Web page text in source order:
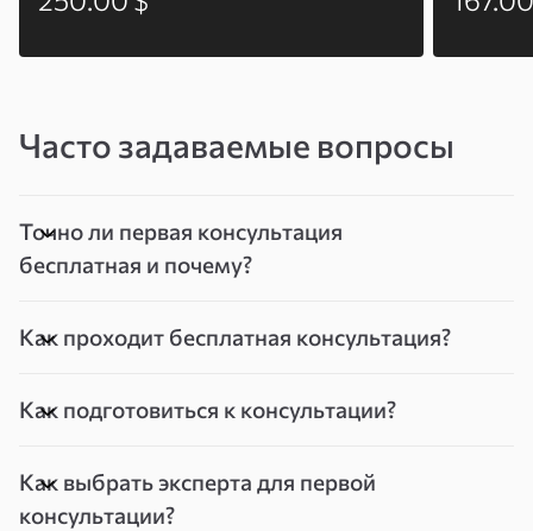
Часто задаваемые вопросы
Точно ли первая консультация
бесплатная и почему?
Как проходит бесплатная консультация?
Как подготовиться к консультации?
Как выбрать эксперта для первой
консультации?